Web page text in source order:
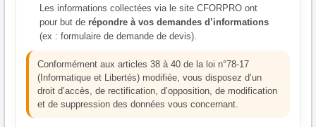
Les informations collectées via le site CFORPRO ont
pour but de répondre à vos demandes d’informations
(ex : formulaire de demande de devis).
Conformément aux articles 38 à 40 de la loi n°78-17
(Informatique et Libertés) modifiée, vous disposez d’un
droit d’accès, de rectification, d’opposition, de modification
et de suppression des données vous concernant.